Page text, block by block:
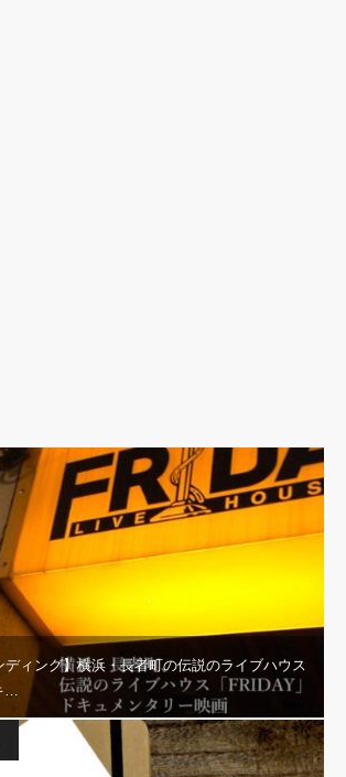
ィング】横浜・長者町の伝説のライブハウス
…